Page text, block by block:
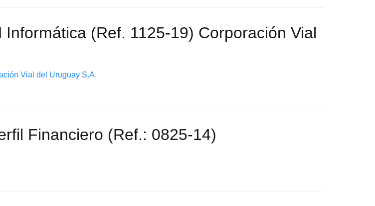
(Ref. 1125-19) Corporación Vial
Vial del Uruguay S.A.
Financiero (Ref.: 0825-14)